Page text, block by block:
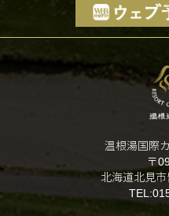
温根湯国際
〒
北海道北見